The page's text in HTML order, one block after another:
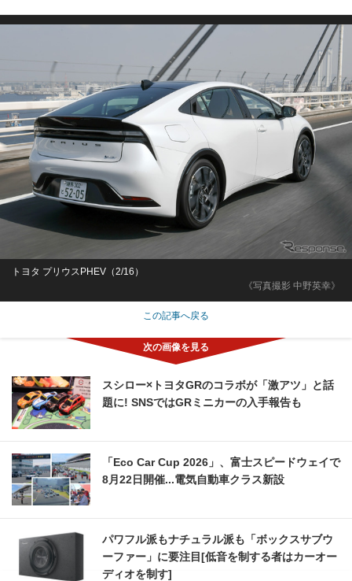
《写真撮影 中野英幸》
トヨタ プリウスPHEV（2/16）
この記事へ戻る
スシロー×トヨタGRのコラボが「激アツ」と話
題に! SNSではGRミニカーの入手報告も
「Eco Car Cup 2026」、富士スピードウェイで
8月22日開催...電気自動車クラス新設
パワフル派もナチュラル派も「ボックスサブウ
ーファー」に要注目[低音を制する者はカーオー
ディオを制す]